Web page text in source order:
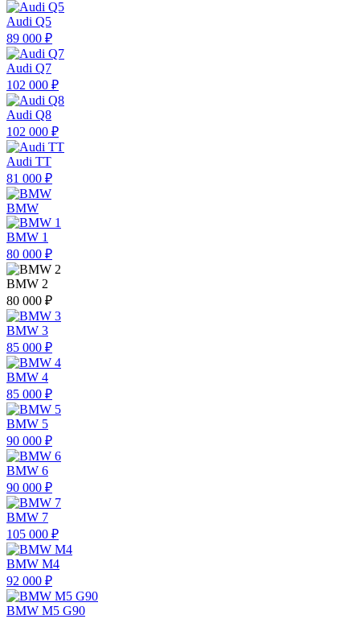
Audi Q5
89 000 ₽
Audi Q7
102 000 ₽
Audi Q8
102 000 ₽
Audi TT
81 000 ₽
BMW
BMW 1
80 000 ₽
BMW 2
80 000 ₽
BMW 3
85 000 ₽
BMW 4
85 000 ₽
BMW 5
90 000 ₽
BMW 6
90 000 ₽
BMW 7
105 000 ₽
BMW M4
92 000 ₽
BMW M5 G90